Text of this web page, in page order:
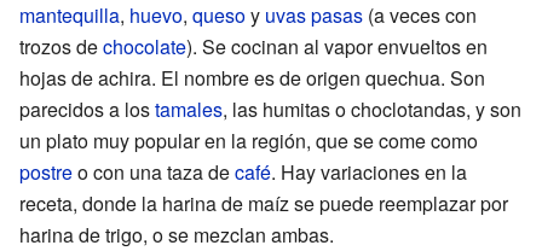
mantequilla, huevo, quesoy uvas pasas (a veces con
trozos dechocolate). Se cocinan al vapor envueltos en
hojas de achira. El nombre es de origen quechua. Son
parecidos a lostamales, las humitas o choclotandas, y son
un plato muy popular en la región, que se come como
postreo con una taza decafé. Hay variaciones en la
receta, donde la harina de maíz se puede reemplazar por
harina de trigo, o se mezclan ambas.